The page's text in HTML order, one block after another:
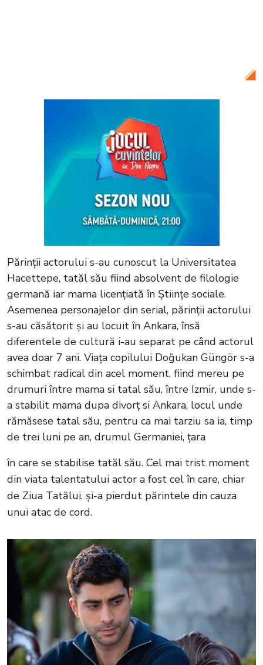
Părinții actorului s-au cunoscut la Universitatea
Hacettepe, tatăl său fiind absolvent de filologie
germană iar mama licențiată în Științe sociale.
Asemenea personajelor din serial, părinții actorului
s-au căsătorit și au locuit în Ankara, însă
diferentele de cultură i-au separat pe când actorul
avea doar 7 ani. Viața copilului Doğukan Güngör s-a
schimbat radical din acel moment, fiind mereu pe
drumuri între mama si tatal său, între Izmir, unde s-
a stabilit mama dupa divorț si Ankara, locul unde
rămăsese tatal său, pentru ca mai tarziu sa ia, timp
de trei luni pe an, drumul Germaniei, țara
în care se stabilise tatăl său. Cel mai trist moment
din viata talentatului actor a fost cel în care, chiar
de Ziua Tatălui, și-a pierdut părintele din cauza
unui atac de cord.